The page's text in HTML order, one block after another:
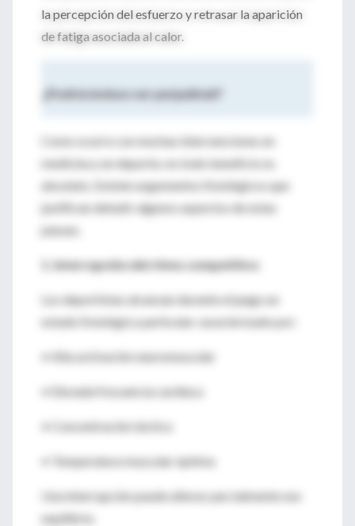
la percepción del esfuerzo y retrasar la aparición
de fatiga asociada al calor.
¿Podría incluso ser perjudicial?
Como ocurre con muchas intervenciones en
medicina y en deporte, no todo beneficio es
absoluto. Existen argumentos fisiológicos que
justifican debatir algunos aspectos de estas
pausas.
1. Interrupción del ritmo competitivo
Los deportistas alcanzan durante el juego un
estado fisiológico particular caracterizado por:
• Alta activación neuromuscular
• Elevada frecuencia cardíaca
• Concentración táctica
• Temperatura muscular óptima
Una interrupción puede alterar parcialmente ese
equilibrio.